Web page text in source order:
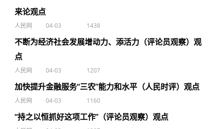
来论观点
人民网 04-03 1438
不断为经济社会发展增动力、添活力（评论员观察）观
点
人民网 04-03 1207
加快提升金融服务“三农”能力和水平（人民时评）观点
人民网 04-03 1160
“持之以恒抓好这项工作”（评论员观察）观点